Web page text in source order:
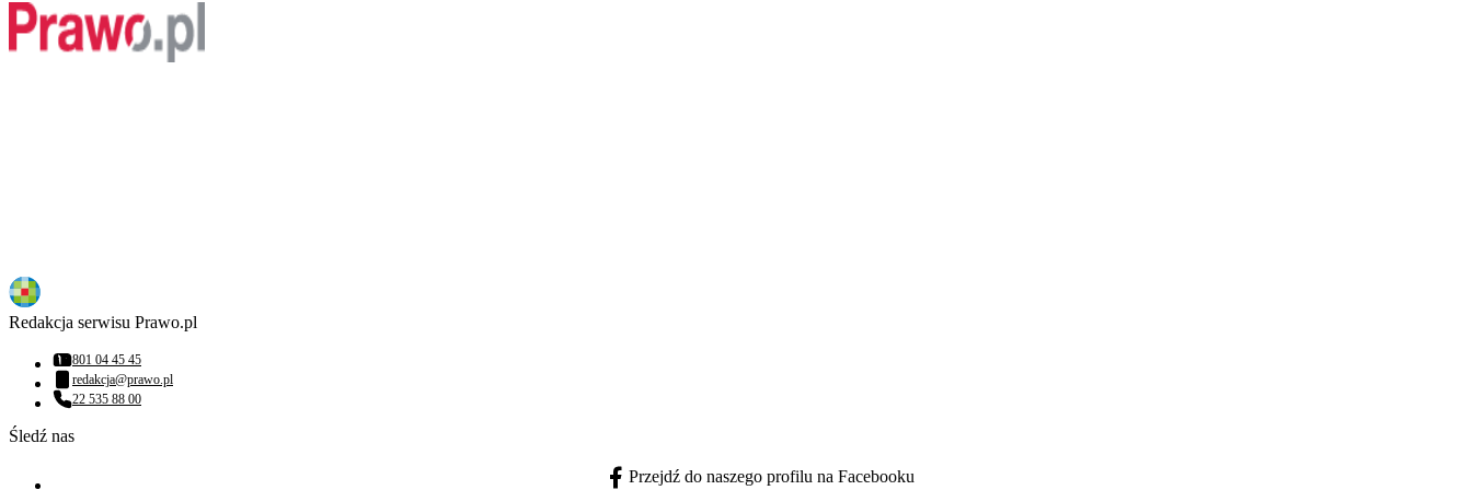
Redakcja serwisu Prawo.pl
Numer telefonu:
801 04 45 45
Adres email:
redakcja@prawo.pl
Numer telefonu:
22 535 88 00
Śledź nas
facebook - otwiera się w nowej karcie
Przejdź do naszego profilu na Facebooku